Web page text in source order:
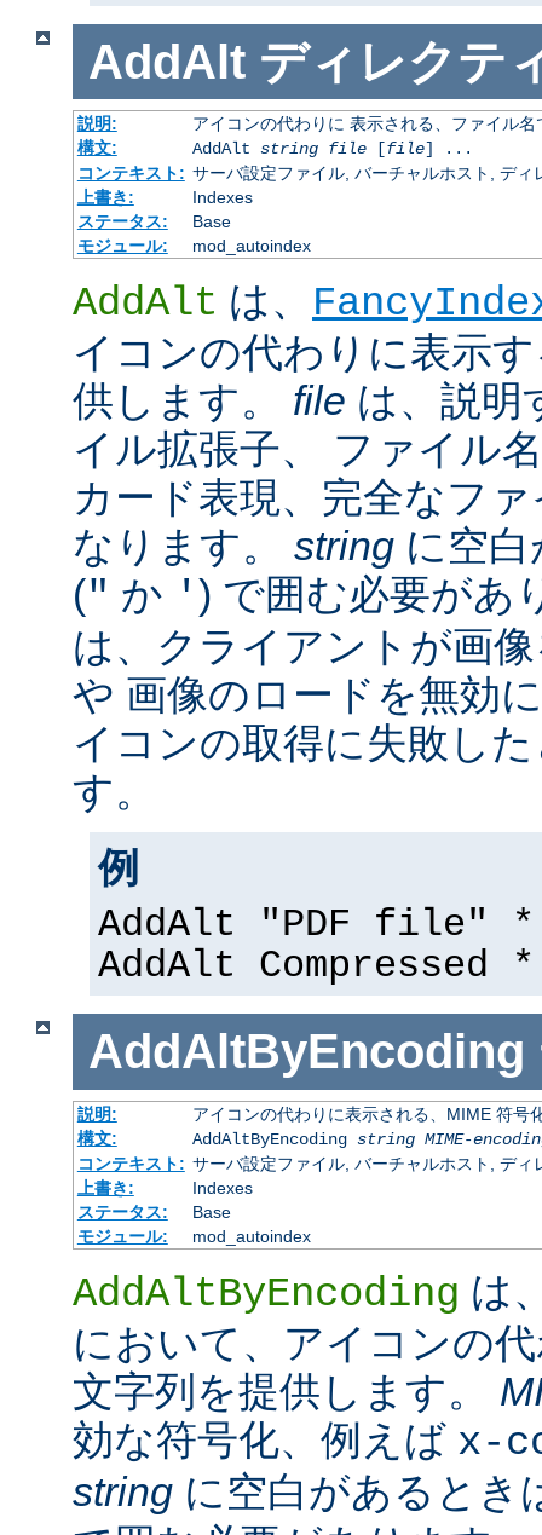
AddAlt ディレクテ
説明:
アイコンの代わりに 表示される、ファイル
構文:
AddAlt string file[file] ...
コンテキスト: サーバ設定ファイル, バーチャルホスト, ディ
上書き:
Indexes
ステータス:
Base
モジュール:
mod_autoindex
AddAlt は、
イコンの代わりに表示
供します。 file は、説明
イル拡張子、 ファイル
カード表現、完全なフ
なります。 string に空
(" か ' ) で囲む必要があ
は、クライアントが画
や 画像のロードを無効
イコンの取得に失敗し
す。
例
AddAlt "PDF file"
AddAlt
AddAltByEncoding
説明:
アイコンの代わりに表示される、MIME 符号
構文:
AddAltByEncoding string MIME-
コンテキスト: サーバ設定ファイル, バーチャルホスト, ディ
上書き:
Indexes
ステータス:
Base
モジュール:
mod_autoindex
AddAltByEncoding は
において、アイコンの
文字列を提供します。
効な符号化、例えば x-
string に空白があるとき